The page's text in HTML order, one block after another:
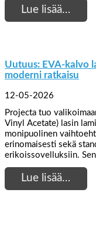
Lue lisää…
Uutuus: EVA-kalvo
moderni ratkaisu
12-05-2026
Projecta tuo
Vinyl Acetate) lasin
monipuolinen
erinomaisesti sekä
erikoissovelluksiin.
Lue lisää…